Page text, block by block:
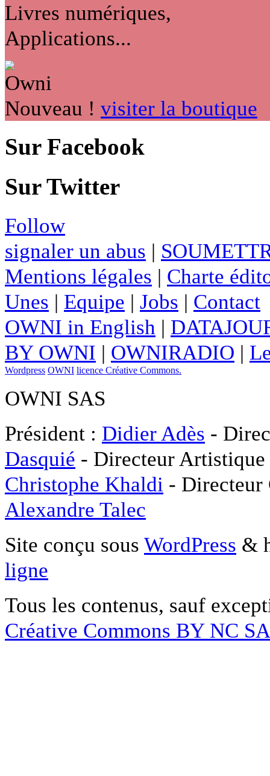
Livres numériques,
Applications...
Nouveau ! visiter la boutique
Sur Facebook
Sur Twitter
Follow
signaler un abus |
Mentions légales | Charte
Unes | Equipe | Jobs | Contact
OWNI in English |
BY OWNI | OWNIRADIO |
Wordpress OWNI licence Créative Commons.
OWNI SAS
Président : Didier Adès -
Dasquié - Directeur
Christophe Khaldi -
Alexandre Talec
Site conçu sous WordPress &
ligne
Tous les contenus, sauf
Créative Commons BY NC SA